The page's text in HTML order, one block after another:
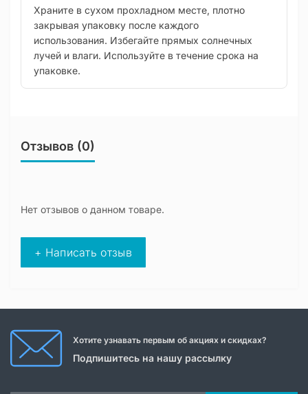
Храните в сухом прохладном месте, плотно
закрывая упаковку после каждого
использования. Избегайте прямых солнечных
лучей и влаги. Используйте в течение срока на
упаковке.
Отзывов (0)
Нет отзывов о данном товаре.
+ Написать отзыв
Хотите узнавать первым об акциях и скидках?
Подпишитесь на нашу рассылку